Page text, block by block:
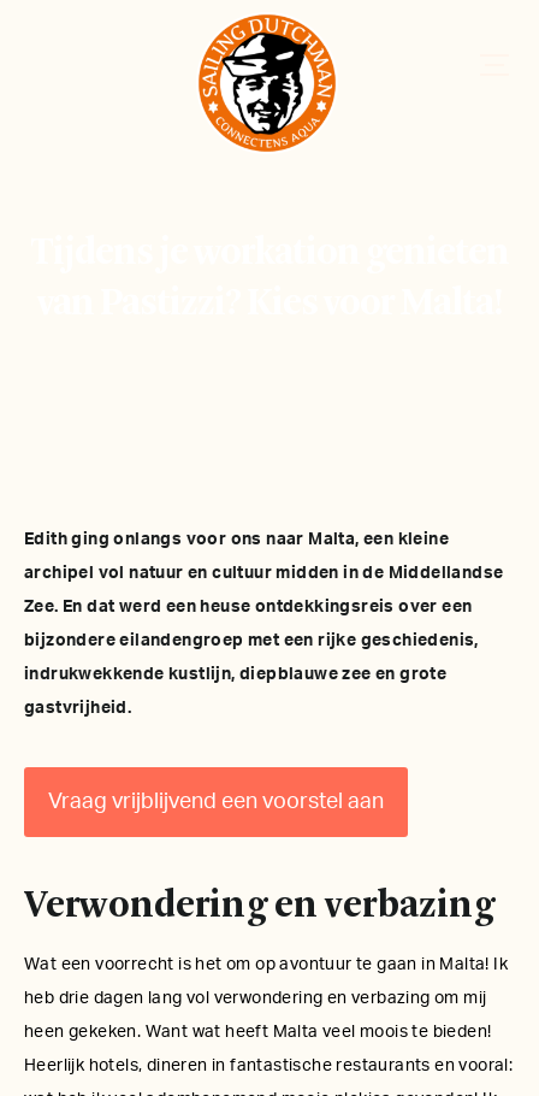
Edith ging onlangs voor ons naar Malta, een kleine
archipel vol natuur en cultuur midden in de Middellandse
Zee. En dat werd een heuse ontdekkingsreis over een
bijzondere eilandengroep met een rijke geschiedenis,
indrukwekkende kustlijn, diepblauwe zee en grote
gastvrijheid.
Vraag vrijblijvend een voorstel aan
Verwondering en verbazing
Wat een voorrecht is het om op avontuur te gaan in Malta! Ik
heb drie dagen lang vol verwondering en verbazing om mij
heen gekeken. Want wat heeft Malta veel moois te bieden!
Heerlijk hotels, dineren in fantastische restaurants en vooral: